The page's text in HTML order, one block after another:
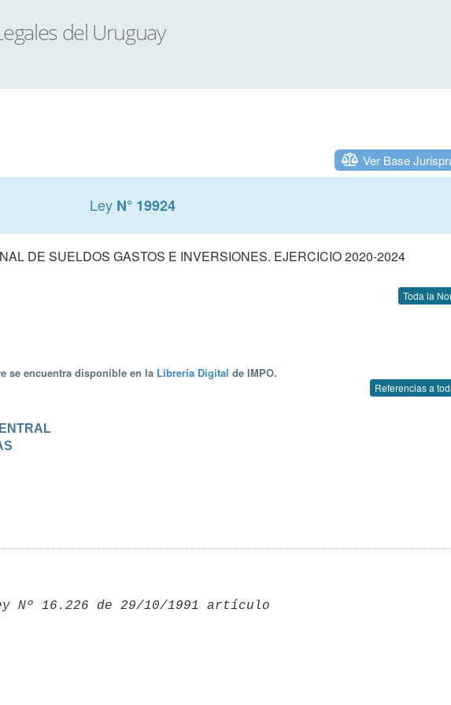
Ver Base
Ley N° 19924
DE SUELDOS GASTOS E INVERSIONES. EJERCICIO 2020-2024
Toda la
se encuentra disponible en la Librería Digital de IMPO.
Referencias a